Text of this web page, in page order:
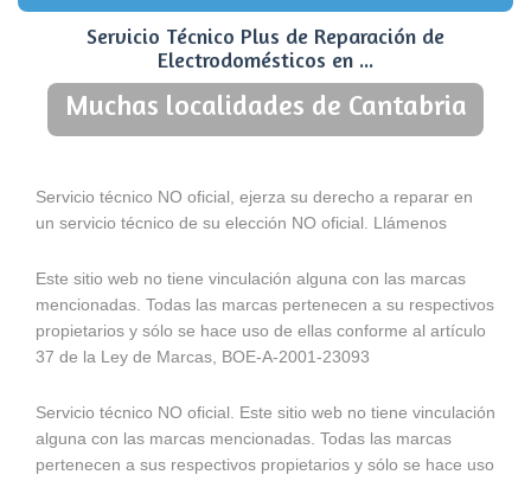
Servicio Técnico Plus de Reparación de
Electrodomésticos en ...
Muchas localidades de Cantabria
Servicio técnico NO oficial, ejerza su derecho a reparar en
un servicio técnico de su elección NO oficial. Llámenos
Este sitio web no tiene vinculación alguna con las marcas
mencionadas. Todas las marcas pertenecen a su respectivos
propietarios y sólo se hace uso de ellas conforme al artículo
37 de la Ley de Marcas, BOE-A-2001-23093
Servicio técnico NO oficial. Este sitio web no tiene vinculación
alguna con las marcas mencionadas. Todas las marcas
pertenecen a sus respectivos propietarios y sólo se hace uso